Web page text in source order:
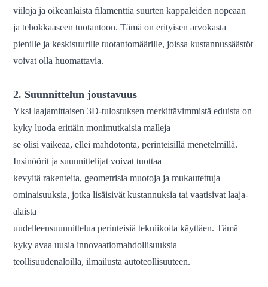
viiloja ja oikeanlaista filamenttia suurten kappaleiden nopeaan
ja tehokkaaseen tuotantoon. Tämä on erityisen arvokasta
pienille ja keskisuurille tuotantomäärille, joissa kustannussäästöt
voivat olla huomattavia.
2. Suunnittelun joustavuus
Yksi laajamittaisen 3D-tulostuksen merkittävimmistä eduista on
kyky luoda erittäin monimutkaisia ​​malleja
se olisi vaikeaa, ellei mahdotonta, perinteisillä menetelmillä.
Insinöörit ja suunnittelijat voivat tuottaa
kevyitä rakenteita, geometrisia muotoja ja mukautettuja
ominaisuuksia, jotka lisäisivät kustannuksia tai vaatisivat laaja-
alaista
uudelleensuunnittelua perinteisiä tekniikoita käyttäen. Tämä
kyky avaa uusia innovaatiomahdollisuuksia
teollisuudenaloilla, ilmailusta autoteollisuuteen.